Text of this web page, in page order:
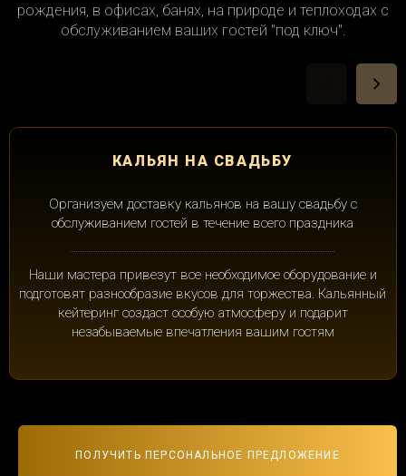
рождения, в офисах, банях, на природе и теплоходах с
обслуживанием ваших гостей "под ключ".
КАЛЬЯН НА СВАДЬБУ
Организуем доставку кальянов на вашу свадьбу с
обслуживанием гостей в течение всего праздника
Наши мастера привезут все необходимое оборудование и
подготовят разнообразие вкусов для торжества. Кальянный
кейтеринг создаст особую атмосферу и подарит
незабываемые впечатления вашим гостям
ПОЛУЧИТЬ ПЕРСОНАЛЬНОЕ ПРЕДЛОЖЕНИЕ